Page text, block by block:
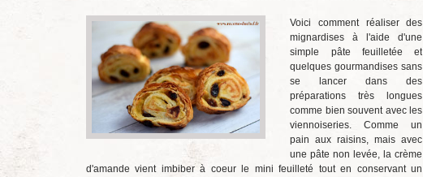
Voici comment réaliser des
mignardises à l'aide d'une
simple pâte feuilletée et
quelques gourmandises sans
se lancer dans des
préparations très longues
comme bien souvent avec les
viennoiseries. Comme un
pain aux raisins, mais avec
une pâte non levée, la crème
d'amande vient imbiber à coeur le mini feuilleté tout en conservant un